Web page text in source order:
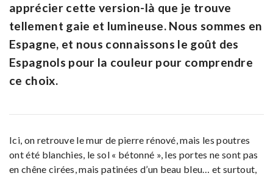
apprécier cette version-là que je trouve
tellement gaie et lumineuse. Nous sommes en
Espagne, et nous connaissons le goût des
Espagnols pour la couleur pour comprendre
ce choix.
Ici, on retrouve le mur de pierre rénové, mais les poutres
ont été blanchies, le sol « bétonné », les portes ne sont pas
en chêne cirées, mais patinées d’un beau bleu… et surtout,